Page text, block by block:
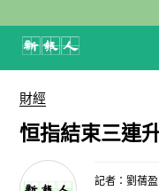
財經
恒指結束三連
記者：劉蒨盈